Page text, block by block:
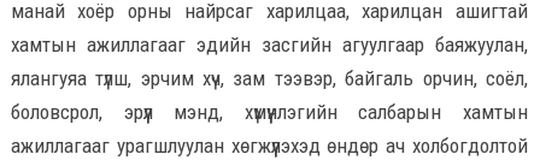
манай хоёр орны найрсаг харилцаа, харилцан ашигтай
хамтын ажиллагааг эдийн засгийн агуулгаар баяжуулан,
ялангуяа түлш, эрчим хүч, зам тээвэр, байгаль орчин, соёл,
боловсрол, эрүүл мэнд, хүмүүнлэгийн салбарын хамтын
ажиллагааг урагшлуулан хөгжүүлэхэд өндөр ач холбогдолтой